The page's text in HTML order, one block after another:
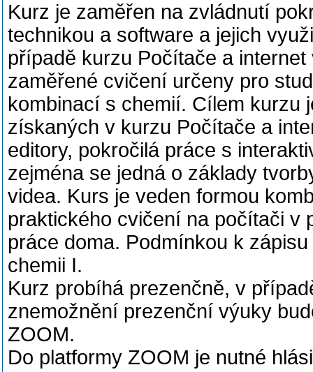
Kurz je zaměřen na zvládnutí
technikou a software a jejich
případě kurzu Počítače a
zaměřené cvičení určeny pro
kombinací s chemií. Cílem kurzu
získaných v kurzu Počítače a
editory, pokročilá práce s
zejména se jedná o základy
videa. Kurs je veden formou
praktického cvičení na počítači v
práce doma. Podmínkou k
chemii I.
Kurz probíhá prezenčně, v
znemožnění prezenční výuky
ZOOM.
Do platformy ZOOM je nutné